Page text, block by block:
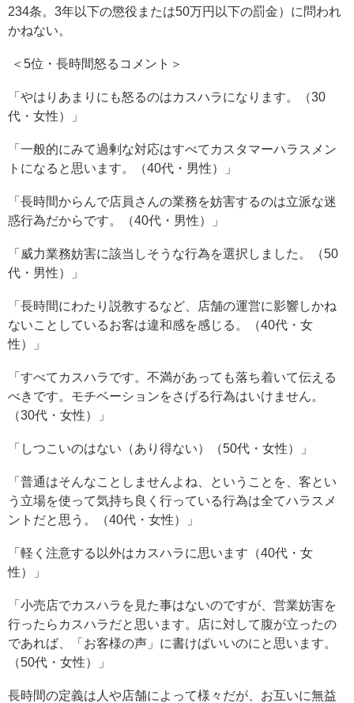
234条。3年以下の懲役または50万円以下の罰金）に問われ
かねない。
＜5位・長時間怒るコメント＞
「やはりあまりにも怒るのはカスハラになります。（30
代・女性）」
「一般的にみて過剰な対応はすべてカスタマーハラスメン
トになると思います。（40代・男性）」
「長時間からんで店員さんの業務を妨害するのは立派な迷
惑行為だからです。（40代・男性）」
「威力業務妨害に該当しそうな行為を選択しました。（50
代・男性）」
「長時間にわたり説教するなど、店舗の運営に影響しかね
ないことしているお客は違和感を感じる。（40代・女
性）」
「すべてカスハラです。不満があっても落ち着いて伝える
べきです。モチベーションをさげる行為はいけません。
（30代・女性）」
「しつこいのはない（あり得ない）（50代・女性）」
「普通はそんなことしませんよね、ということを、客とい
う立場を使って気持ち良く行っている行為は全てハラスメ
ントだと思う。（40代・女性）」
「軽く注意する以外はカスハラに思います（40代・女
性）」
「小売店でカスハラを見た事はないのですが、営業妨害を
行ったらカスハラだと思います。店に対して腹が立ったの
であれば、「お客様の声」に書けばいいのにと思います。
（50代・女性）」
長時間の定義は人や店舗によって様々だが、お互いに無益